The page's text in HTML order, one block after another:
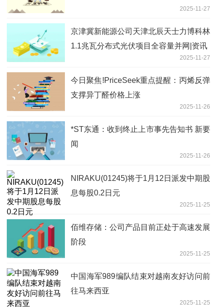
2025-11-27
京津冀新能源公司天津北辰天士力博科林
1.1兆瓦分布式光伏项目全容量并网|资讯
2025-11-27
今日聚焦!PriceSeek重点提醒：丙烯反弹
支撑异丁醛价格上涨
2025-11-26
*ST东通：收到终止上市事先告知书 新要
闻
2025-11-26
NIRAKU(01245)将于1月12日派发中期股
息每股0.2日元
2025-11-25
佰维存储：公司产品目前正处于高速发展
阶段
2025-11-25
中国海军989编队结束对越南友好访问前
往马来西亚
2025-11-25